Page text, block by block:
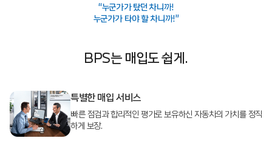
“누군가가 탔던 차니까!
누군가가 타야 할 차니까!”
BPS는 매입도 쉽게.
특별한 매입 서비스
빠른 점검과 합리적인 평가로보유하신 자동차의 가치를정직
하게 보장.